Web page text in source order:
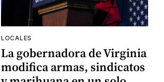
LOCALES
La gobernadora de Virginia
modifica armas, sindicatos